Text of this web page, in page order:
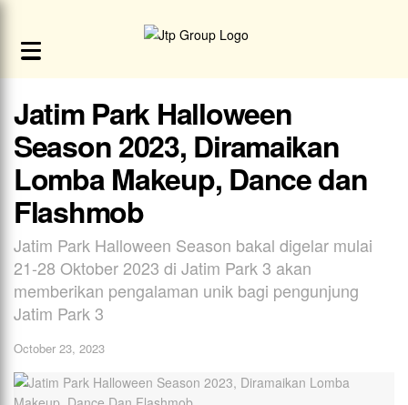
Jatim Park Halloween
Season 2023, Diramaikan
Lomba Makeup, Dance dan
Flashmob
Jatim Park Halloween Season bakal digelar mulai
21-28 Oktober 2023 di Jatim Park 3 akan
memberikan pengalaman unik bagi pengunjung
Jatim Park 3
October 23, 2023